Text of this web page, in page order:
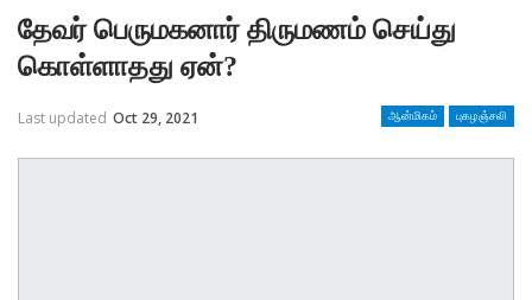
தேவர் பெருமகனார் திருமணம் செய்து
கொள்ளாதது ஏன்?
ஆன்மிகம் புகழஞ்சலி
Last updated Oct 29, 2021